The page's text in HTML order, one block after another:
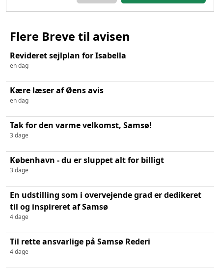
Flere Breve til avisen
Revideret sejlplan for Isabella
en dag
Kære læser af Øens avis
en dag
Tak for den varme velkomst, Samsø!
3 dage
København - du er sluppet alt for billigt
3 dage
En udstilling som i overvejende grad er dedikeret
til og inspireret af Samsø
4 dage
Til rette ansvarlige på Samsø Rederi
4 dage